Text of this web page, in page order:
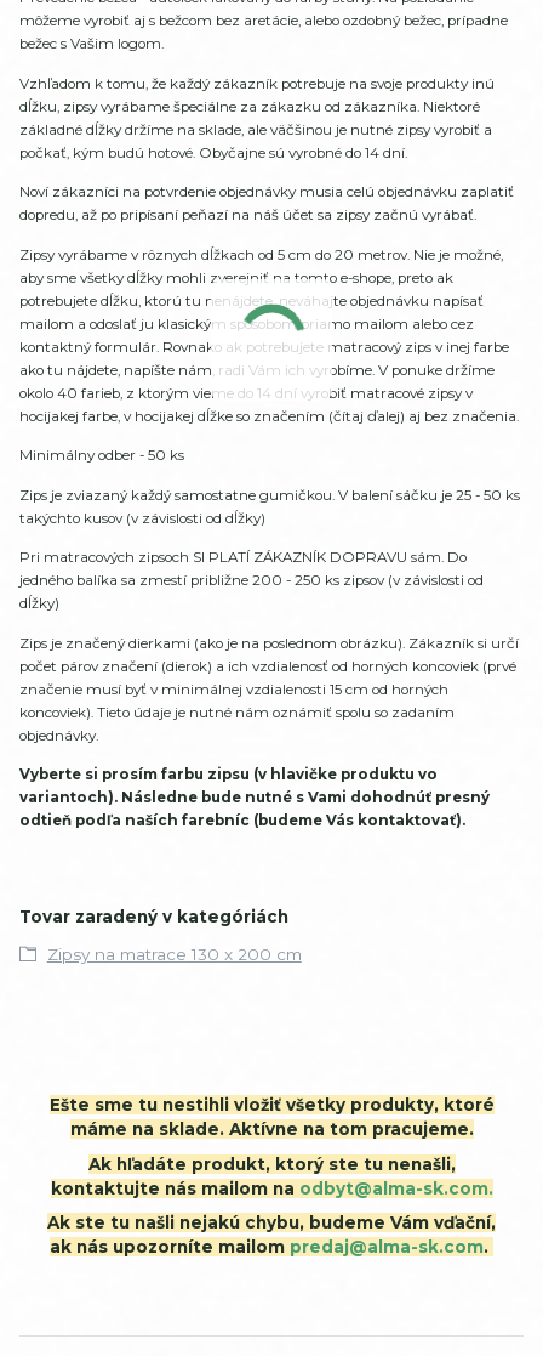
môžeme vyrobiť aj s bežcom bez aretácie, alebo ozdobný bežec, prípadne
bežec s Vašim logom.
Vzhľadom k tomu, že každý zákazník potrebuje na svoje produkty inú
dĺžku, zipsy vyrábame špeciálne za zákazku od zákazníka. Niektoré
základné dĺžky držíme na sklade, ale väčšinou je nutné zipsy vyrobiť a
počkať, kým budú hotové. Obyčajne sú vyrobné do 14 dní.
Noví zákazníci na potvrdenie objednávky musia celú objednávku zaplatiť
dopredu, až po pripísaní peňazí na náš účet sa zipsy začnú vyrábať.
Zipsy vyrábame v rôznych dĺžkach od 5 cm do 20 metrov. Nie je možné,
aby sme všetky dĺžky mohli zverejniť na tomto e-shope, preto ak
potrebujete dĺžku, ktorú tu nenájdete, neváhajte objednávku napísať
mailom a odoslať ju klasickým spôsobom priamo mailom alebo cez
kontaktný formulár. Rovnako ak potrebujete matracový zips v inej farbe
ako tu nájdete, napíšte nám, radi Vám ich vyrobíme. V ponuke držíme
okolo 40 farieb, z ktorým vieme do 14 dní vyrobiť matracové zipsy v
hocijakej farbe, v hocijakej dĺžke so značením (čítaj ďalej) aj bez značenia.
Minimálny odber - 50 ks
Zips je zviazaný každý samostatne gumičkou. V balení sáčku je 25 - 50 ks
takýchto kusov (v závislosti od dĺžky)
Pri matracových zipsoch SI PLATÍ ZÁKAZNÍK DOPRAVU sám. Do
jedného balíka sa zmestí približne 200 - 250 ks zipsov (v závislosti od
dĺžky)
Zips je značený dierkami (ako je na poslednom obrázku). Zákazník si určí
počet párov značení (dierok) a ich vzdialenosť od horných koncoviek (prvé
značenie musí byť v minimálnej vzdialenosti 15 cm od horných
koncoviek). Tieto údaje je nutné nám oznámiť spolu so zadaním
objednávky.
Vyberte si prosím farbu zipsu (v hlavičke produktu vo
variantoch). Následne bude nutné s Vami dohodnúť presný
odtieň podľa naších farebníc (budeme Vás kontaktovať).
Tovar zaradený v kategóriách
Zipsy na matrace 130 x 200 cm
Ešte sme tu nestihli vložiť všetky produkty, ktoré
máme na sklade. Aktívne na tom pracujeme.
Ak hľadáte produkt, ktorý ste tu nenašli,
kontaktujte nás mailom na odbyt@alma-sk.com.
Ak ste tu našli nejakú chybu, budeme Vám vďační,
ak nás upozorníte mailom predaj@alma-sk.com.